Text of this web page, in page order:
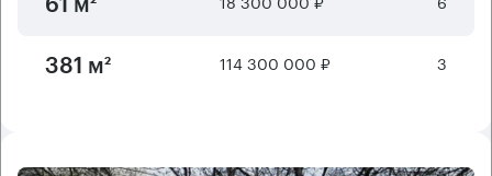
61 м²
381 м² 114 300 000 ₽ 3